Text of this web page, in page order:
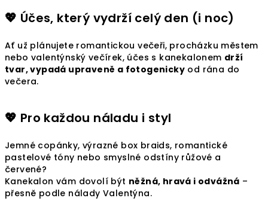
💖 Účes, který vydrží celý den (i noc)
Ať už plánujete romantickou večeři, procházku městem
nebo valentýnský večírek, účes s kanekalonem drží
tvar, vypadá upraveně a fotogenicky od rána do
večera.
💖 Pro každou náladu i styl
Jemné copánky, výrazné box braids, romantické
pastelové tóny nebo smyslné odstíny růžové a
červené?
Kanekalon vám dovolí být něžná, hravá i odvážná –
přesně podle nálady Valentýna.